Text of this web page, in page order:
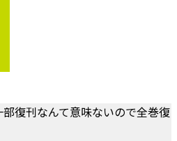
復刊なんて意味ないので全巻復